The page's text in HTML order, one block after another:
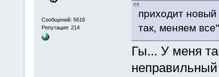
Сообщений: 5616
Репутация: 214
приходит
так, меняем
Гы... У меня